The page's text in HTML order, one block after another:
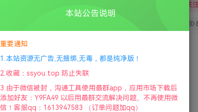
关
国2/欧洲模拟卡车2】Euro Truck Simulator 2 v1.35限定版
付费资源，请付费后查看
限时特惠
鲜花 36
本站公告说明
重要通知
1.本站资源无广告,无捆绑,无毒，都是纯净版！
2.收藏：ssyou.top 防止失联
3.由于微信被封，沟通工具使用最群app，应用市场下载后
添加好友：Y9FA49 以后用最群交流解决问题。不再使用微
信！客服qq：1613947583 （订单问题加qq）